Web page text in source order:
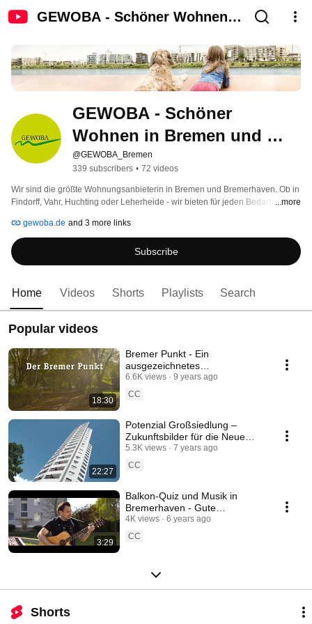
GEWOBA - Schöner Wohnen in
GEWOBA - Schöner
Wohnen in Bremen und
Bremerhaven
@GEWOBA_Bremen
339 subscribers • 72 videos
Wir sind die größte Wohnungsanbieterin in Bremen und Bremerhaven. Ob in
Findorff, Vahr, Huchting oder Leherheide - wir bieten für jeden Bedarf
weiter! Auf unserem Kanal zeigen wir neben aktuellen Bau - und
Sanierungsprojekten auch Stadtteilportraits, Veranstaltungen sowie
Dokumentationen zu den vielfältigen Aktivitäten des Unternehmens.
...more
gewoba.de and 3 more links
Subscribe
Home Videos Shorts Playlists Search
Popular videos
18:30
Bremer Punkt - Ein
ausgezeichnetes
Neubaukonzept der GEWOBA
6.6K views
9 years ago
CC
22:27
Potenzial Großsiedlung –
Zukunftsbilder für die Neue
Vahr
5.3K views
7 years ago
CC
3:29
Balkon-Quiz und Musik in
Bremerhaven - Gute
Nachbarschaft bei der
GEWOBA
4K views
6 years ago
CC
Shorts